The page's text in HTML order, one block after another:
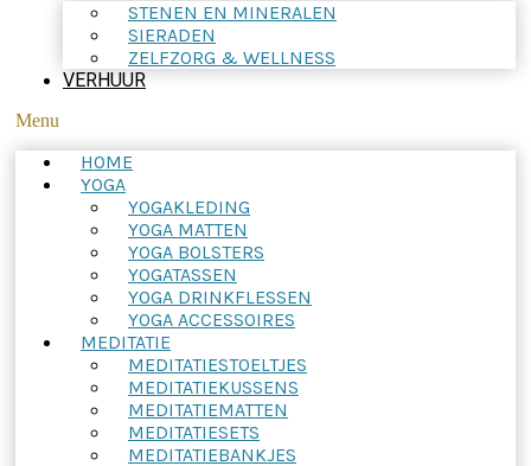
STENEN EN MINERALEN
SIERADEN
ZELFZORG & WELLNESS
VERHUUR
Menu
HOME
YOGA
YOGAKLEDING
YOGA MATTEN
YOGA BOLSTERS
YOGATASSEN
YOGA DRINKFLESSEN
YOGA ACCESSOIRES
MEDITATIE
MEDITATIESTOELTJES
MEDITATIEKUSSENS
MEDITATIEMATTEN
MEDITATIESETS
MEDITATIEBANKJES